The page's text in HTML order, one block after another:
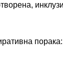
© 2016-